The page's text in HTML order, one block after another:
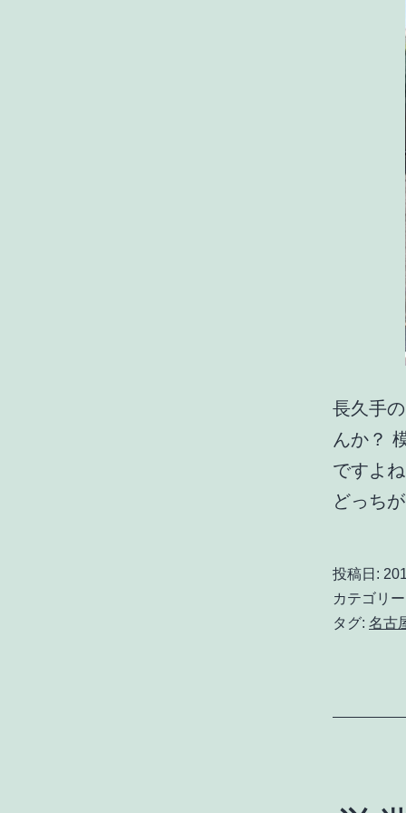
長久手
んか？
ですよ
どっち
投稿日:
カテゴリ
タグ: 名古